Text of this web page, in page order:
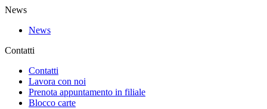
News
News
Contatti
Contatti
Lavora con noi
Prenota appuntamento in filiale
Blocco carte